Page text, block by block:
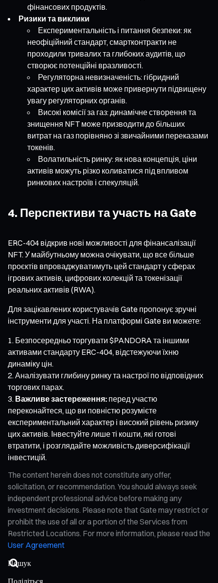
фінансових продуктів.
Ризики та виклики
Експериментальність і питання безпеки: як
неофіційний стандарт, смартконтракти не
проходили тривалих та глибоких аудитів, що
створює потенційні вразливості.
Регуляторна невизначеність: гібридний
характер цих активів може привернути підвищену
увагу регуляторних органів.
Високі комісії за газ: динамічне створення та
знищення NFT може призводити до більших
витрат на газ порівняно зі звичайними переказами
токенів.
Волатильність ринку: як нова концепція, ціни
активів можуть різко коливатися під впливом
ринкових настроїв і спекуляцій.
4. Перспективи та участь на Gate
ERC-404 відкрив нові можливості для фінансалізації
NFT. У майбутньому можна очікувати, що все більше
проєктів впроваджуватимуть цей стандарт у сферах
ігрових активів, цифрових колекцій та токенізації
реальних активів (RWA).
Для зацікавлених користувачів Gate пропонує зручні
інструменти для участі. На платформі Gate ви можете:
Безпосередньо торгувати $PANDORA та іншими
активами стандарту ERC-404, відстежуючи їхню
динаміку цін.
Аналізувати глибину ринку та настрої по відповідних
торгових парах.
Важливе застереження: перед участю
переконайтеся, що ви повністю розумієте
експериментальний характер і високий рівень ризику
цих активів. Інвестуйте лише ті кошти, які готові
втратити, і розглядайте можливість диверсифікації
інвестицій.
The content herein does not constitute any offer,
solicitation, or recommendation. You should always seek
independent professional advice before making any
investment decisions. Please note that Gate may restrict or
prohibit the use of all or a portion of the Services from
Restricted Locations. For more information, please read the
User Agreement
Поділіться